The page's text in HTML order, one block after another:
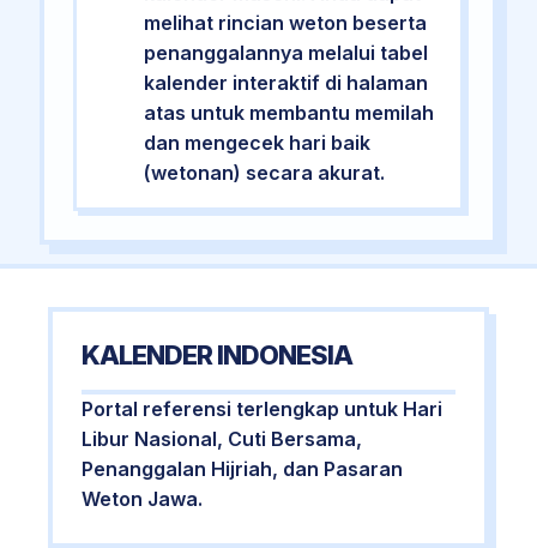
melihat rincian weton beserta
penanggalannya melalui tabel
kalender interaktif di halaman
atas untuk membantu memilah
dan mengecek hari baik
(wetonan) secara akurat.
KALENDER INDONESIA
Portal referensi terlengkap untuk Hari
Libur Nasional, Cuti Bersama,
Penanggalan Hijriah, dan Pasaran
Weton Jawa.